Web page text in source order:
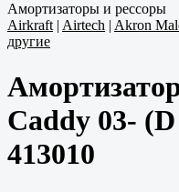
Амортизаторы и рессоры
Airkraft| Airtech | Akron
другие
Caddy 03-
413010